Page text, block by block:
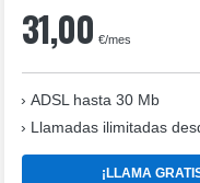
31,00 €/mes
ADSL hasta 30 Mb
Llamadas ilimitadas
¡LLAMA